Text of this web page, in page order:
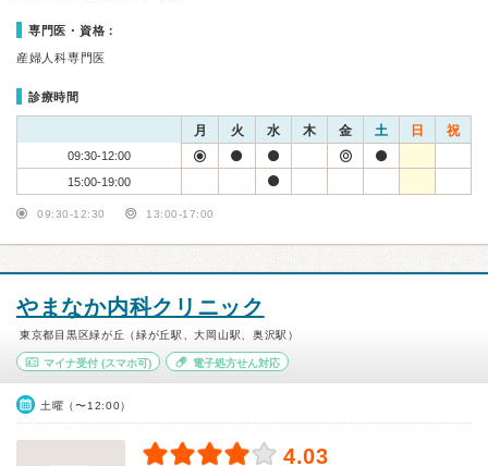
専門医・資格：
産婦人科専門医
診療時間
月 火 水 木 金 土 日 祝
09:30-12:00
15:00-19:00
09:30-12:30 13:00-17:00
やまなか内科クリニック
東京都目黒区緑が丘（緑が丘駅、大岡山駅、奥沢駅）
マイナ受付 (スマホ可) 電子処方せん対応
土曜（〜12:00）
4.03